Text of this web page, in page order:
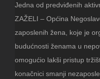
Jedna od predviđenih
ZAŽELI – Općina
zaposlenih žena, koje je
budućnosti ženama u
omogućio lakši pristup
konačnici smanji